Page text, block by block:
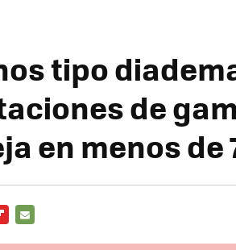
tipo
de
en menos de